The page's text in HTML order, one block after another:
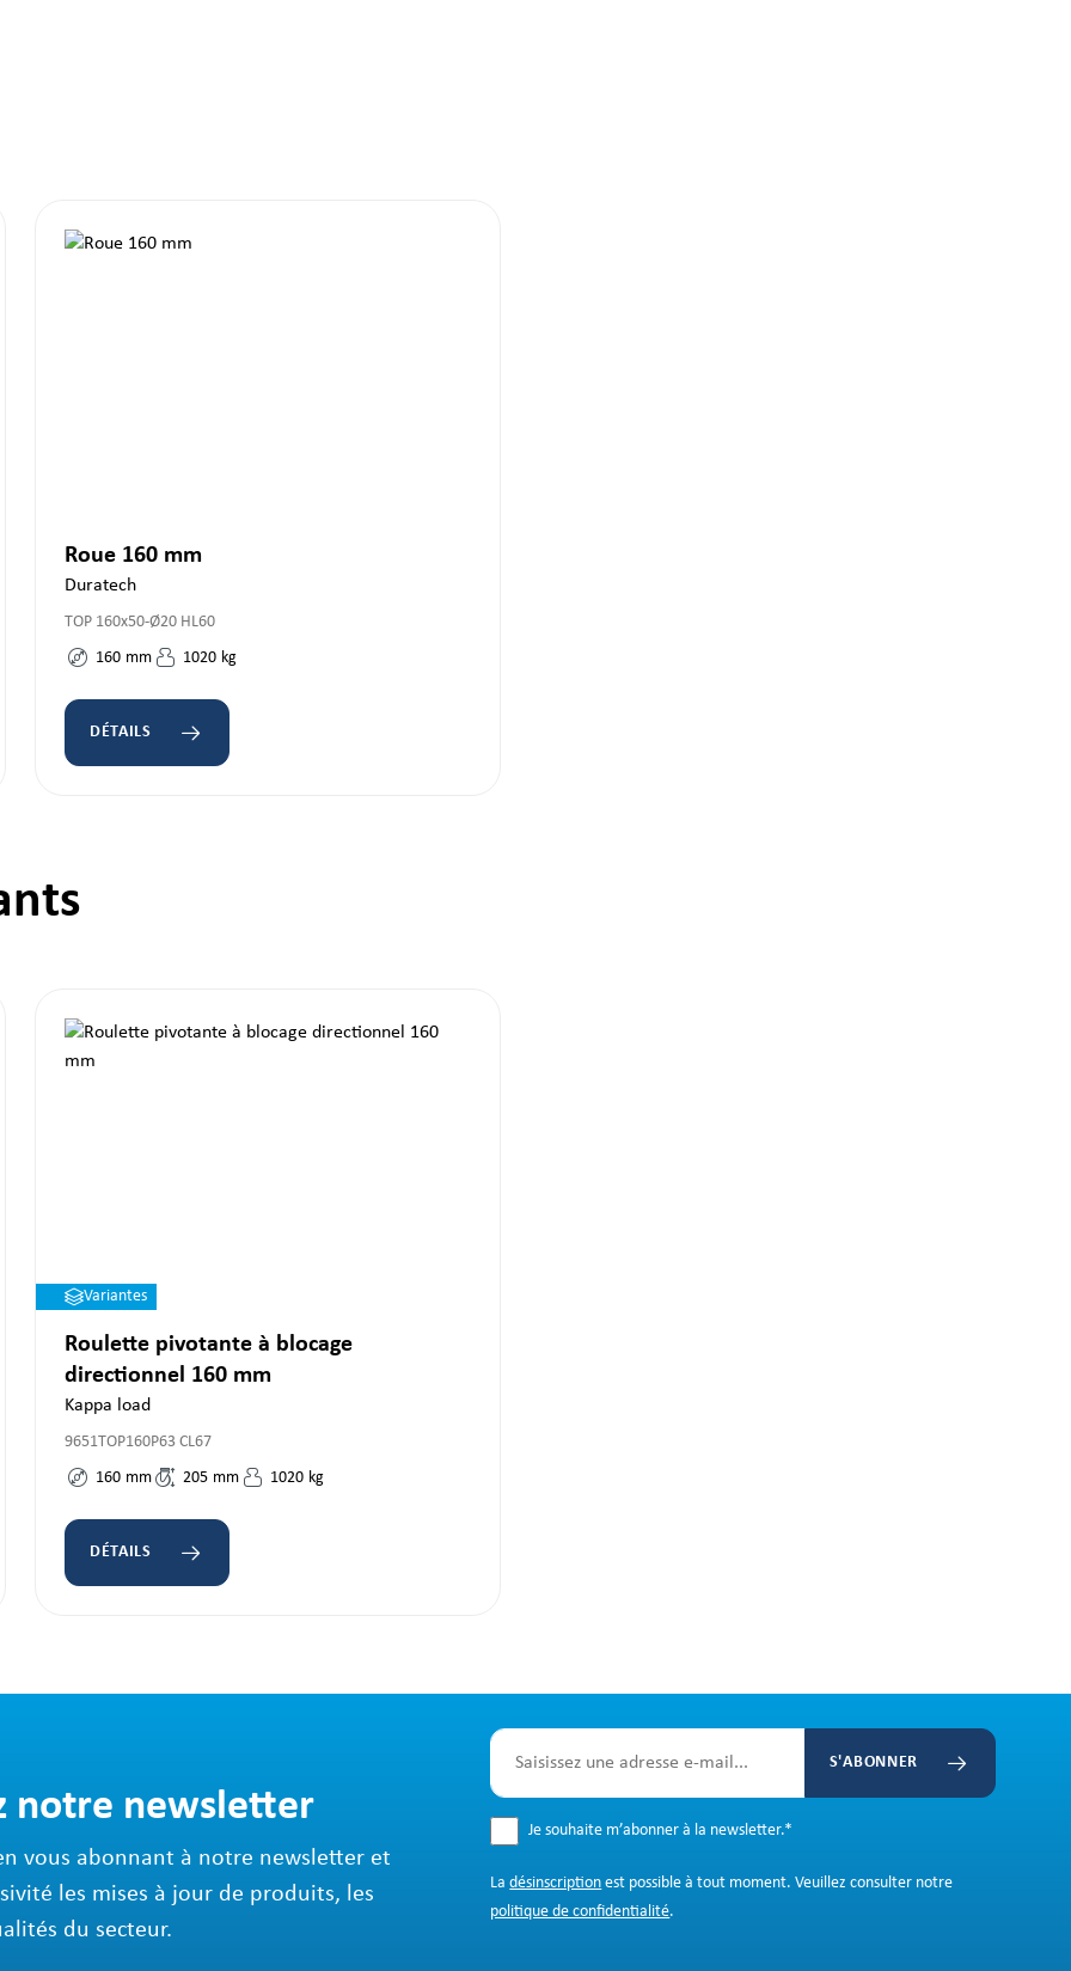
Roue 160 mm
Duratech
TOP 160x50-Ø20 HL60
160 mm 1020 kg
DÉTAILS
Variantes
Roulette pivotante à blocage
directionnel 160 mm
Kappa load
9651TOP160P63 CL67
160 mm 205 mm 1020 kg
DÉTAILS
notre newsletter
vous abonnant à notre newsletter et
les mises à jour de produits, les
du secteur.
S'ABONNER
Je souhaite m’abonner à la newsletter.*
Ladésinscription est possible à tout moment. Veuillez consulter notre
politique de confidentialité.